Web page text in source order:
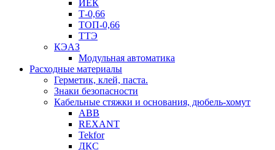
ИЕК
Т-0,66
ТОП-0,66
ТТЭ
КЭАЗ
Модульная автоматика
Расходные материалы
Герметик, клей, паста.
Знаки безопасности
Кабельные стяжки и основания, дюбель-хомут
ABB
REXANT
Tekfor
ДКС